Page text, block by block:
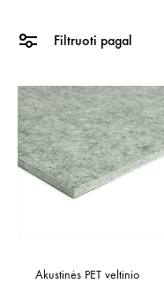
Filtruoti pagal
Akustinės PET veltinio